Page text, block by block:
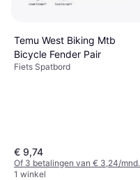
Temu West Biking Mtb
Bicycle Fender Pair
Fiets Spatbord
€ 9,74
Of 3 betalingen van € 3,24/mnd.
1 winkel